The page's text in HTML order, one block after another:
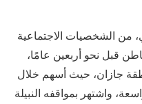
من الشخصيات الاجتماعية
قبل نحو أربعين عامًا،
جازان، حيث أسهم خلال
واشتهر بمواقفه النبيلة